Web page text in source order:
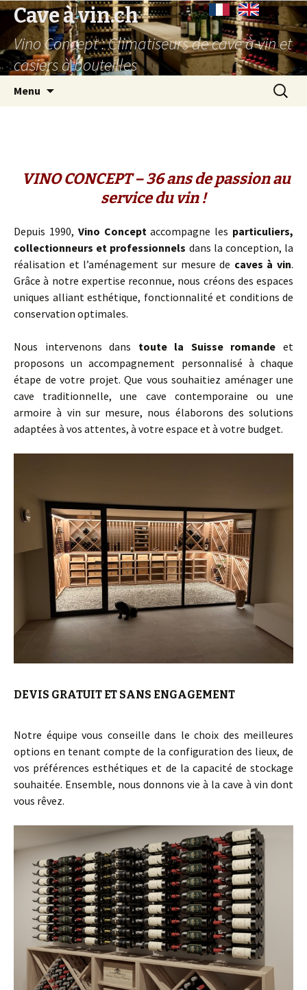
Cave à vin.ch
Vino Concept : Climatiseurs de cave à vin et
casiers à bouteilles
Menu
VINO CONCEPT– 36 ans de passion au
service du vin !
Depuis 1990, Vino Conceptaccompagne les particuliers,
collectionneurs et professionnels dans la conception, la
réalisation et l’aménagement sur mesure de caves à vin.
Grâce à notre expertise reconnue, nous créons des espaces
uniques alliant esthétique, fonctionnalité et conditions de
conservation optimales.
Nous intervenons dans toute la Suisse romande et
proposons un accompagnement personnalisé à chaque
étape de votre projet. Que vous souhaitiez aménager une
cave traditionnelle, une cave contemporaine ou une
armoire à vin sur mesure, nous élaborons des solutions
adaptées à vos attentes, à votre espace et à votre budget.
DEVIS GRATUIT ET SANS ENGAGEMENT
Notre équipe vous conseille dans le choix des meilleures
options en tenant compte de la configuration des lieux, de
vos préférences esthétiques et de la capacité de stockage
souhaitée. Ensemble, nous donnons vie à la cave à vin dont
vous rêvez.